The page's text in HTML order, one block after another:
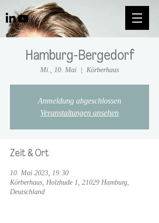
Hamburg-Bergedorf
Mi., 10. Mai Körberhaus
Anmeldung abgeschlossen
Veranstaltungen ansehen
Zeit & Ort
10. Mai 2023, 19:30
Körberhaus, Holzhude 1, 21029 Hamburg,
Deutschland